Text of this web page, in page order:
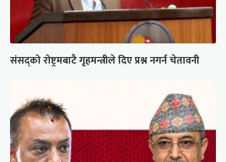
संसद्को रोष्ट्रमबाटै गृहमन्त्रीले दिए प्रश्न नगर्न चेतावनी